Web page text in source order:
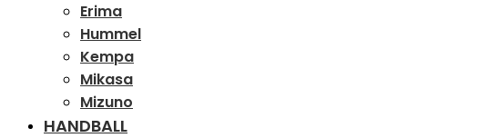
Erima
Hummel
Kempa
Mikasa
Mizuno
HANDBALL